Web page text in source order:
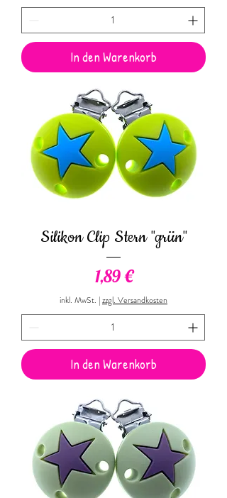
In den Warenkorb
Silikon Clip Stern "grün"
Preis
1,89 €
inkl. MwSt. |zzgl. Versandkosten
In den Warenkorb